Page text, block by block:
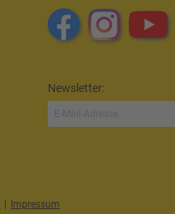
Newsletter:
| Impressum